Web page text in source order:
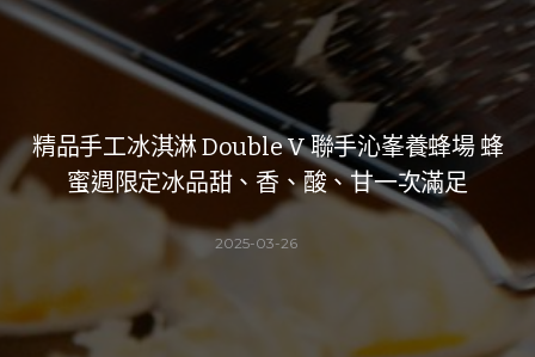
精品手工冰淇淋 Double V 聯手沁峯養蜂場 蜂
蜜週限定冰品甜、香、酸、甘一次滿足
2025-03-26